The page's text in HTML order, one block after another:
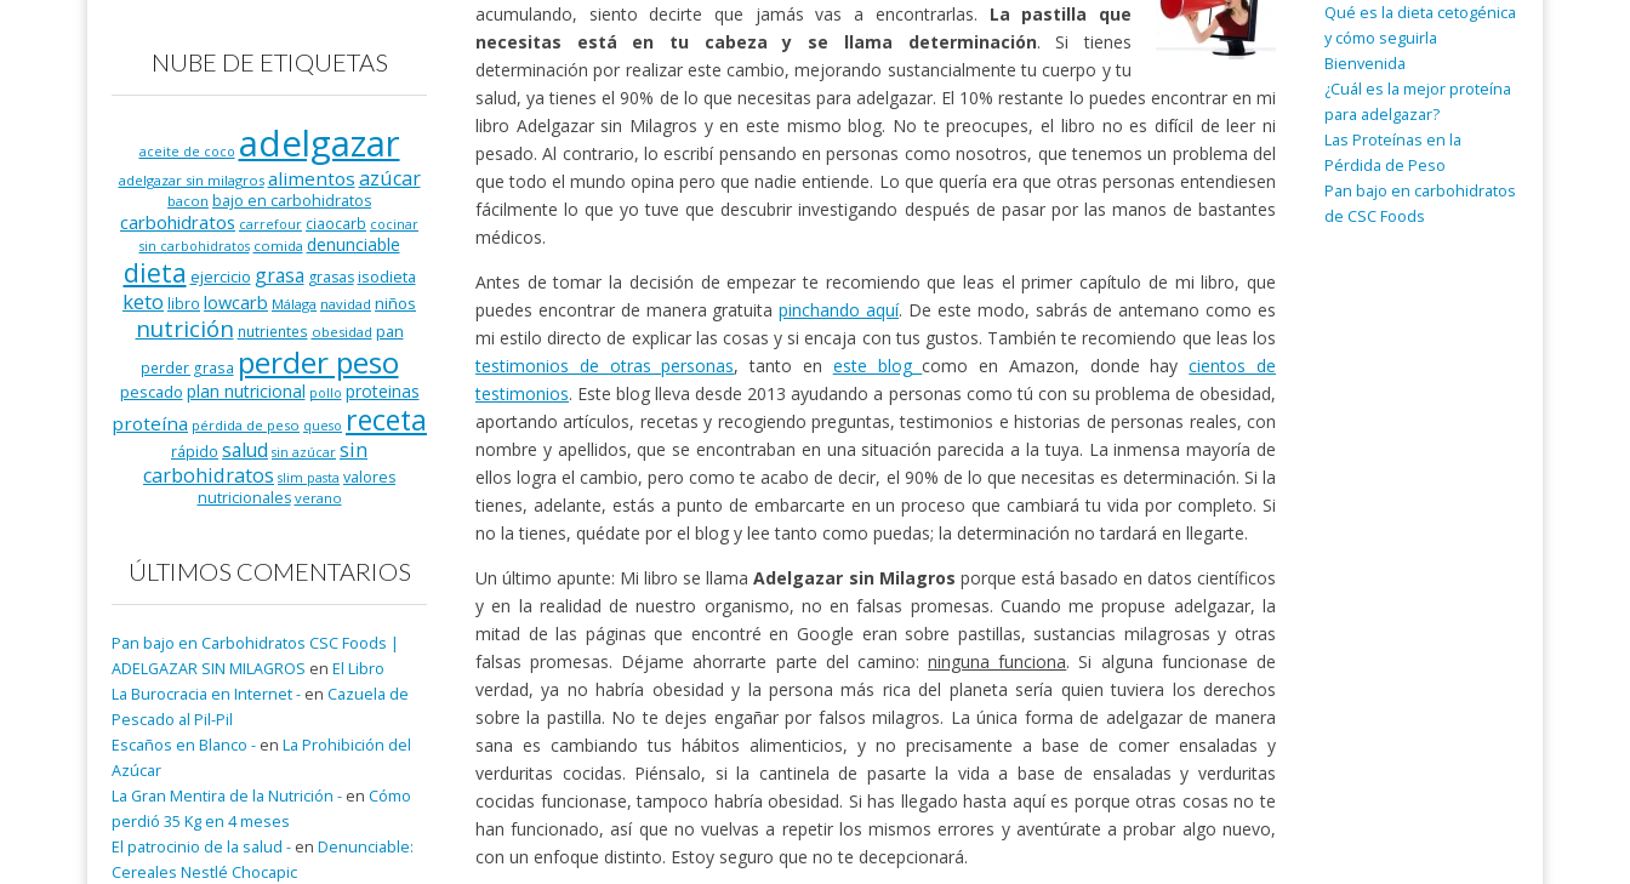
acumulando, siento decirte que jamás vas a encontrarlas. La pastilla que
necesitas está en tu cabeza y se llama determinación. Si tienes
determinación por realizar este cambio, mejorando sustancialmente tu cuerpo y tu
salud, ya tienes el 90% de lo que necesitas para adelgazar. El 10% restante lo puedes encontrar en mi
libro Adelgazar sin Milagros y en este mismo blog. No te preocupes, el libro no es difícil de leer ni
pesado. Al contrario, lo escribí pensando en personas como nosotros, que tenemos un problema del
que todo el mundo opina pero que nadie entiende. Lo que quería era que otras personas entendiesen
fácilmente lo que yo tuve que descubrir investigando después de pasar por las manos de bastantes
médicos.
Antes de tomar la decisión de empezar te recomiendo que leas el primer capítulo de mi libro, que
puedes encontrar de manera gratuitapinchando aquí. De este modo, sabrás de antemano como es
mi estilo directo de explicar las cosas y si encaja con tus gustos. También te recomiendo que leas los
testimonios de otras personas, tanto en este blogcomo en Amazon, donde haycientos de
testimonios. Este blog lleva desde 2013 ayudando a personas como tú con su problema de obesidad,
aportando artículos, recetas y recogiendo preguntas, testimonios e historias de personas reales, con
nombre y apellidos, que se encontraban en una situación parecida a la tuya. La inmensa mayoría de
ellos logra el cambio, pero como te acabo de decir, el 90% de lo que necesitas es determinación. Si la
tienes, adelante, estás a punto de embarcarte en un proceso que cambiará tu vida por completo. Si
no la tienes, quédate por el blog y lee tanto como puedas; la determinación no tardará en llegarte.
Un último apunte: Mi libro se llamaAdelgazar sin Milagros porque está basado en datos científicos
y en la realidad de nuestro organismo, no en falsas promesas. Cuando me propuse adelgazar, la
mitad de las páginas que encontré en Google eran sobre pastillas, sustancias milagrosas y otras
falsas promesas. Déjame ahorrarte parte del camino:ninguna funciona. Si alguna funcionase de
verdad, ya no habría obesidad y la persona más rica del planeta sería quien tuviera los derechos
sobre la pastilla. No te dejes engañar por falsos milagros. La única forma de adelgazar de manera
sana es cambiando tus hábitos alimenticios, y no precisamente a base de comer ensaladas y
verduritas cocidas. Piénsalo, si la cantinela de pasarte la vida a base de ensaladas y verduritas
cocidas funcionase, tampoco habría obesidad. Si has llegado hasta aquí es porque otras cosas no te
han funcionado, así que no vuelvas a repetir los mismos errores y aventúrate a probar algo nuevo,
con un enfoque distinto. Estoy seguro que no te decepcionará.
NUBE DE ETIQUETAS
aceite de coco adelgazar
adelgazar sin milagros alimentos azúcar
bacon bajo en carbohidratos
carbohidratos carrefour ciaocarb cocinar
sin carbohidratos comida denunciable
dieta ejercicio grasa grasas isodieta
keto libro lowcarb Málaga navidad niños
nutrición nutrientes obesidad pan
perder grasa perder peso
pescado plan nutricional pollo proteinas
proteína pérdida de peso queso receta
rápido salud sin azúcar sin
carbohidratos slim pasta valores
nutricionales verano
ÚLTIMOS COMENTARIOS
Pan bajo en Carbohidratos CSC Foods |
ADELGAZAR SIN MILAGROS en El Libro
La Burocracia en Internet - en Cazuela de
Pescado al Pil-Pil
Escaños en Blanco - en La Prohibición del
Azúcar
La Gran Mentira de la Nutrición - en Cómo
perdió 35 Kg en 4 meses
El patrocinio de la salud - en Denunciable:
Cereales Nestlé Chocapic
Qué es la dieta cetogénica
y cómo seguirla
Bienvenida
¿Cuál es la mejor proteína
para adelgazar?
Las Proteínas en la
Pérdida de Peso
Pan bajo en carbohidratos
de CSC Foods